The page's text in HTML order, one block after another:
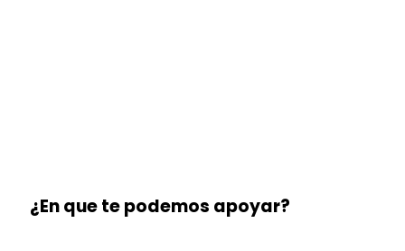
¿En que te podemos apoyar?